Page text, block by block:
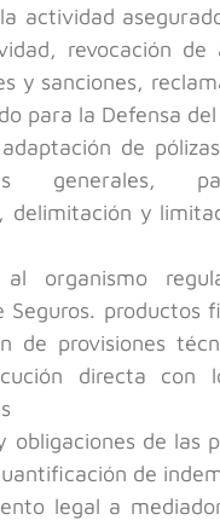
actividad
revocación de
y sanciones,
para la Defensa
de
generales,
delimitación y
al organismo
Seguros. productos
de provisiones
directa con
obligaciones de las
de
legal a